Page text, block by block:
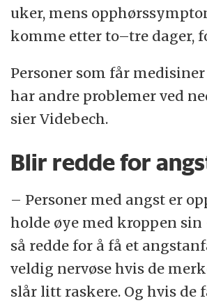
uker, mens
komme etter to–tre dager,
Personer som får
har andre problemer ved
sier Videbech.
Blir redde for
– Personer med angst er
holde øye med kroppen sin
så redde for å få et
veldig nervøse hvis de
slår litt raskere. Og hvis de